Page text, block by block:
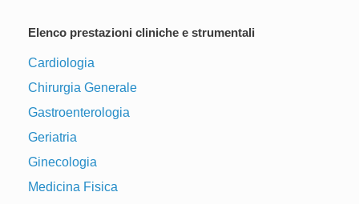
Elenco prestazioni cliniche e strumentali
Cardiologia
Chirurgia Generale
Gastroenterologia
Geriatria
Ginecologia
Medicina Fisica